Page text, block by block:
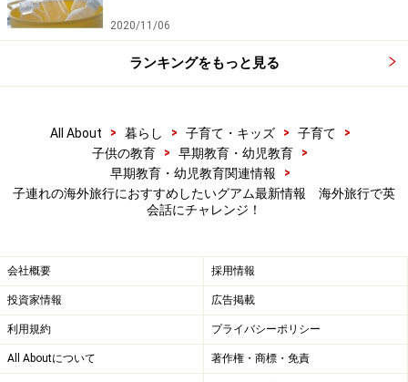
2020/11/06
ランキングをもっと見る
All About > 暮らし > 子育て・キッズ > 子育て
>
子供の教育
> 早期教育・幼児教育
>
早期教育・幼児教育関連情報
>
子連れの海外旅行におすすめしたいグアム最新情報 海外旅行で英
会話にチャレンジ！
会社概要 採用情報
投資家情報 広告掲載
利用規約 プライバシーポリシー
All Aboutについて 著作権・商標・免責